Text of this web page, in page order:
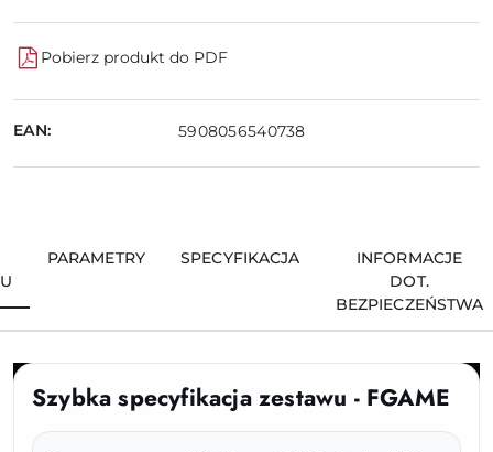
Pobierz produkt do PDF
EAN: 5908056540738
PARAMETRY SPECYFIKACJA
INFORMACJE
DOT.
BEZPIECZEŃSTWA
Szybka specyfikacja zestawu - FGAME